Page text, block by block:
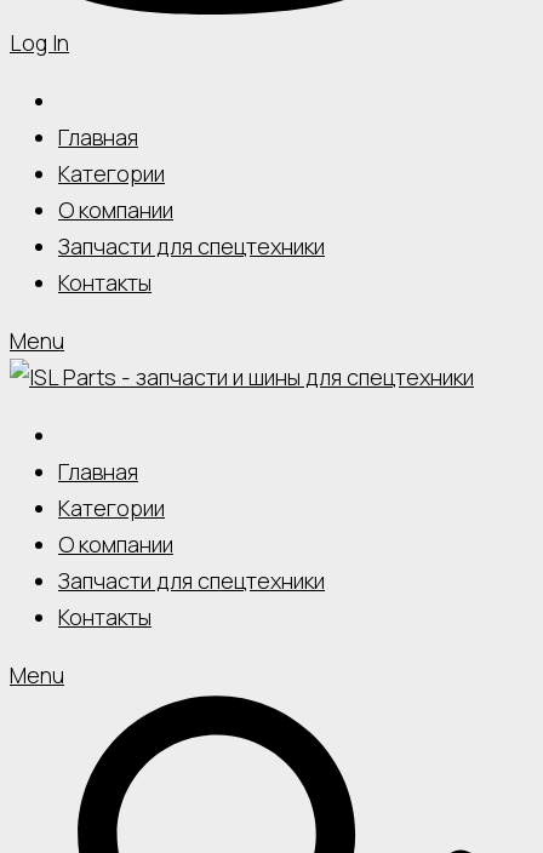
Log In
Главная
Категории
О компании
Запчасти для спецтехники
Контакты
Menu
Главная
Категории
О компании
Запчасти для спецтехники
Контакты
Menu